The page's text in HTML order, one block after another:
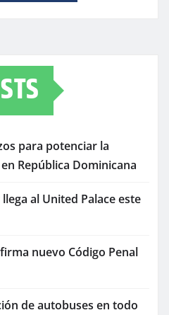
para potenciar la
República Dominicana
al United Palace este
nuevo Código Penal
de autobuses en todo